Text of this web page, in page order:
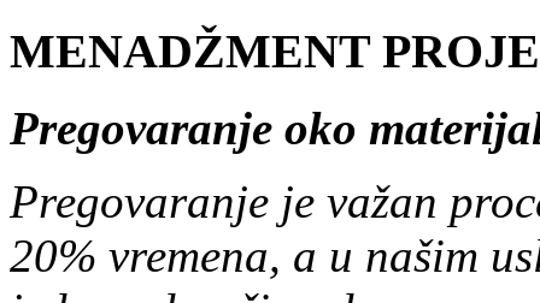
MENADŽMENT
Pregovaranje oko
Pregovaranje je važan
20% vremena, a u našim